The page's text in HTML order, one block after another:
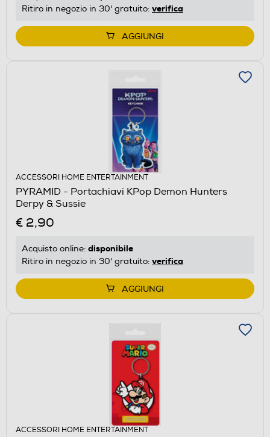
Ritiro in negozio in 30' gratuito: verifica
AGGIUNGI
ACCESSORI HOME ENTERTAINMENT
PYRAMID - Portachiavi KPop Demon Hunters
Derpy & Sussie
€ 2,90
Acquisto online: disponibile
Ritiro in negozio in 30' gratuito: verifica
AGGIUNGI
ACCESSORI HOME ENTERTAINMENT